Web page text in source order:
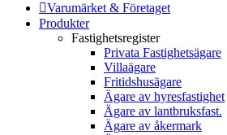
Varumärket & Företaget
Produkter
Fastighetsregister
Privata Fastighetsägare
Villaägare
Fritidshusägare
Ägare av hyresfastighet
Ägare av lantbruksfast.
Ägare av åkermark